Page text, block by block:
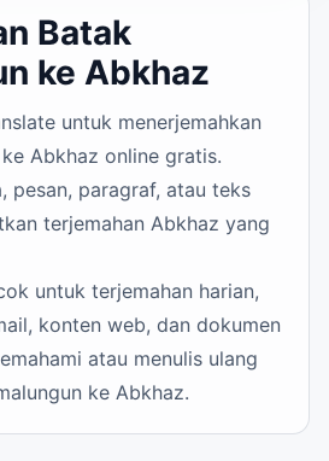
Batak
ke Abkhaz
untuk menerjemahkan
Abkhaz online gratis.
pesan, paragraf, atau teks
terjemahan Abkhaz yang
untuk terjemahan harian,
konten web, dan dokumen
atau menulis ulang
ke Abkhaz.